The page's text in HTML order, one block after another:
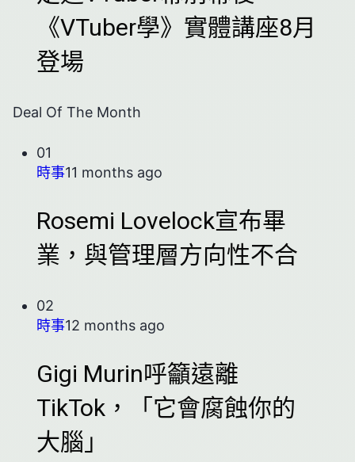
《VTuber學》實體講座8月
登場
Deal Of The Month
01
時事11 months ago
Rosemi Lovelock宣布畢
業，與管理層方向性不合
02
時事12 months ago
Gigi Murin呼籲遠離
TikTok，「它會腐蝕你的
大腦」